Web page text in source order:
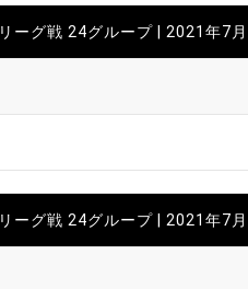
リーグ戦 24グループ | 2021年7
リーグ戦 24グループ | 2021年7